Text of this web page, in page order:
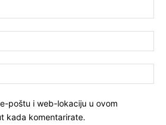
poštu i web-lokaciju u ovom
kada komentarirate.